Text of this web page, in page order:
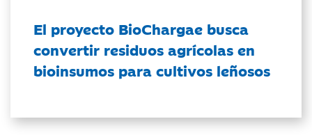
El proyecto BioChargae busca
convertir residuos agrícolas en
bioinsumos para cultivos leñosos